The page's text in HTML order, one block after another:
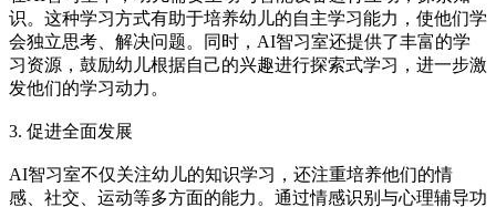
识。这种学习方式有助于培养幼儿的自主学习能力，使他们学
会独立思考、解决问题。同时，AI智习室还提供了丰富的学
习资源，鼓励幼儿根据自己的兴趣进行探索式学习，进一步激
发他们的学习动力。
3. 促进全面发展
AI智习室不仅关注幼儿的知识学习，还注重培养他们的情
感、社交、运动等多方面的能力。通过情感识别与心理辅导功